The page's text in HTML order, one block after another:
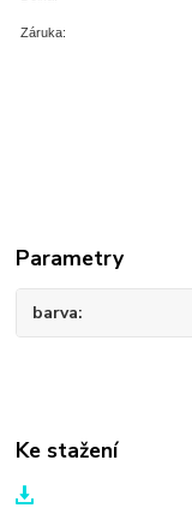
Záruka:
Parametry
barva
Ke stažení